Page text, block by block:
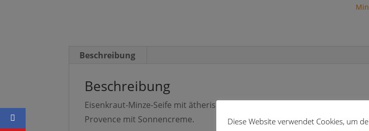
Beschreibung
Beschreibung
Eisenkraut-Minze-Seife mit ätherischen Ölen, basierend auf Oliven- und
Provence mit Sonnencreme.
Diese Website verwendet Cookies, um